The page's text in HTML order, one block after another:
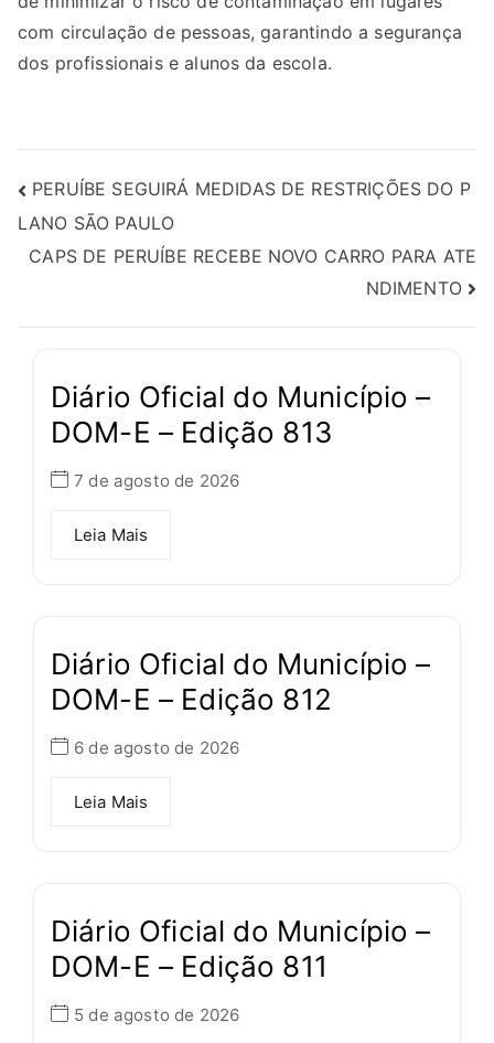
com circulação de pessoas, garantindo a segurança
dos profissionais e alunos da escola.
PERUÍBE SEGUIRÁ MEDIDAS DE RESTRIÇÕES DO P
LANO SÃO PAULO
CAPS DE PERUÍBE RECEBE NOVO CARRO PARA ATE
NDIMENTO
Diário Oficial do Município –
DOM-E – Edição 813
7 de agosto de 2026
Leia Mais
Diário Oficial do Município –
DOM-E – Edição 812
6 de agosto de 2026
Leia Mais
Diário Oficial do Município –
DOM-E – Edição 811
5 de agosto de 2026